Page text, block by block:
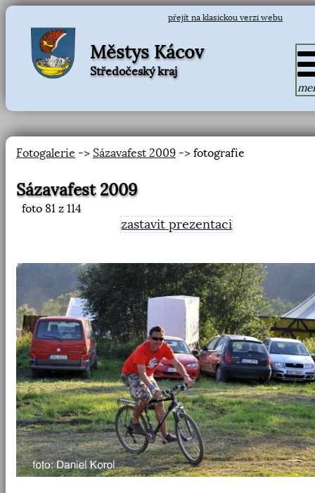
přejít na klasickou verzi webu
Městys Kácov
Středočeský kraj
Fotogalerie -> Sázavafest 2009 -> fotografie
Sázavafest 2009
foto 81 z 114
zastavit prezentaci